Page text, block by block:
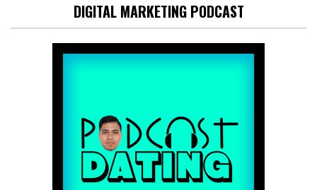
DIGITAL MARKETING PODCAST